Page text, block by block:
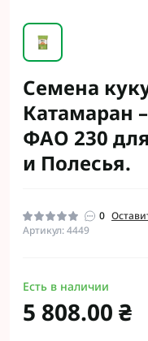
Семена
Катамаран
ФАО 230
и Полесья.
0
Артикул: 4449
Есть в наличии
5 808.00 ₴